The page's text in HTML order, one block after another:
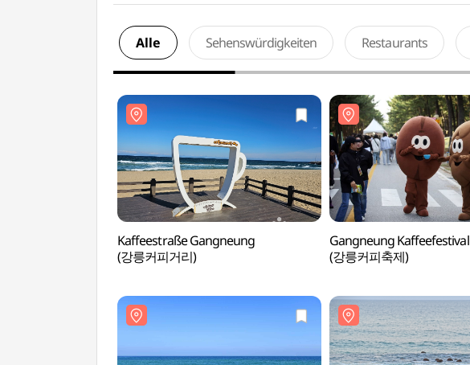
Alle Sehenswürdigkeiten Restaurants
Kaffeestraße Gangneung
(강릉커피거리)
Gangneung Kaffeefestival
(강릉커피축제)